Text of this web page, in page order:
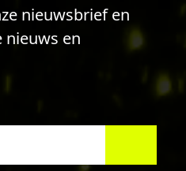
nieuwsbrief en
nieuws en